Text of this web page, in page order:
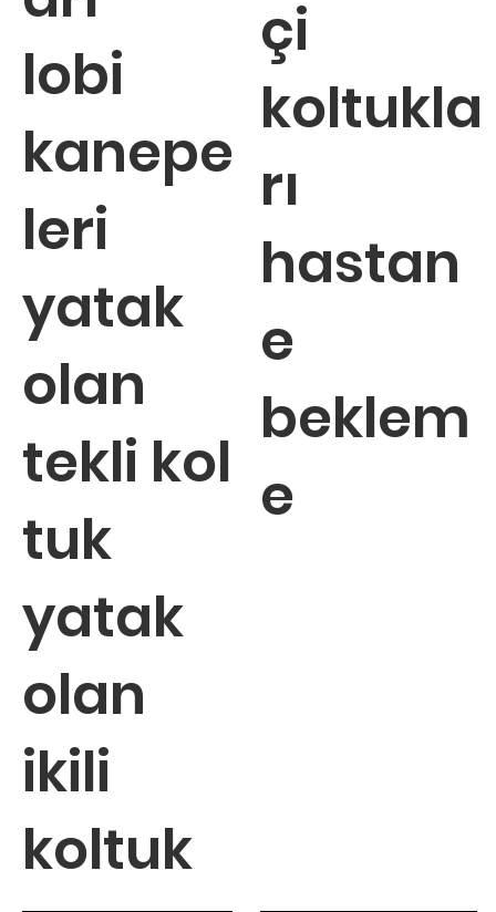
lobi
kanepe
leri
yatak
olan
tekli kol
tuk
yatak
olan
ikili
koltuk
çi
koltukla
rı
hastan
e
beklem
e